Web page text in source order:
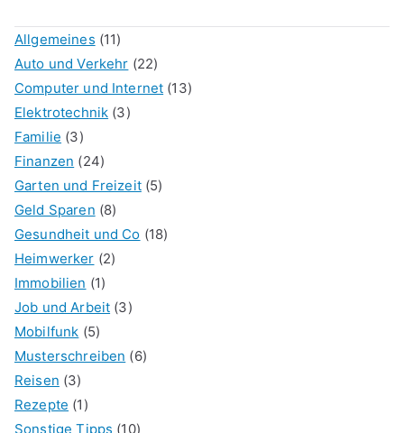
Allgemeines (11)
Auto und Verkehr (22)
Computer und Internet (13)
Elektrotechnik (3)
Familie (3)
Finanzen (24)
Garten und Freizeit(5)
Geld Sparen (8)
Gesundheit und Co (18)
Heimwerker (2)
Immobilien (1)
Job und Arbeit (3)
Mobilfunk (5)
Musterschreiben (6)
Reisen (3)
Rezepte (1)
Sonstige Tipps (10)